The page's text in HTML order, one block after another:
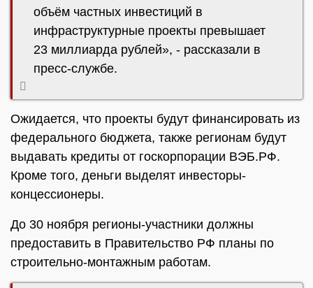
объём частных инвестиций в
инфраструктурные проекты превышает
23 миллиарда рублей», - рассказали в
пресс-службе.
Ожидается, что проекты будут финансировать из
федерального бюджета, также регионам будут
выдавать кредиты от госкорпорации ВЭБ.РФ.
Кроме того, деньги выделят инвесторы-
концессионеры.
До 30 ноября регионы-участники должны
предоставить в Правительство РФ планы по
строительно-монтажным работам.